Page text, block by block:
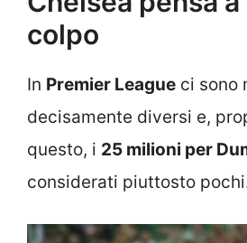
colpo
In Premier League ci sono
decisamente diversi e,
questo, i 25 milioni per
considerati piuttosto